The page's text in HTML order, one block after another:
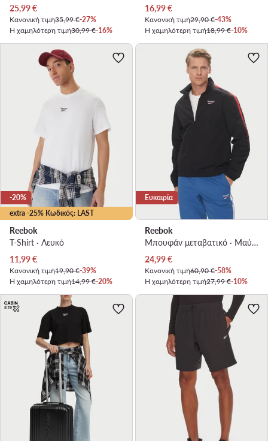
Τρέχουσα τιμή
25,99€
Κανονική τιμή35,99 €-27%
Η χαμηλότερη τιμή30,99 €-16%
Τρέχουσα τιμή
16,99€
Κανονική τιμή29,90 €-43%
Η χαμηλότερη τιμή18,99 €-10%
extra -25% Κωδικός: LAST
-20%
Reebok
T-Shirt · Λευκό
Τρέχουσα τιμή
11,99€
Κανονική τιμή19,90 €-39%
Η χαμηλότερη τιμή14,99 €-20%
Ευκαιρία
Reebok
Μπουφάν μεταβατικό · Μαύρο
Τρέχουσα τιμή
24,99€
Κανονική τιμή60,90 €-58%
Η χαμηλότερη τιμή27,99 €-10%